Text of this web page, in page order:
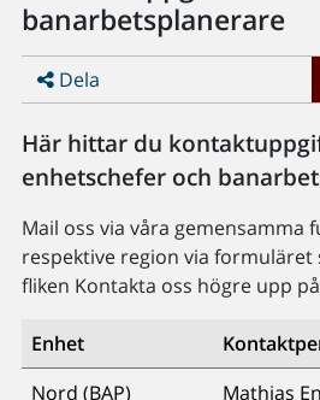
banarbetsplanerare
Dela
Här hittar du
enhetschefer och
Mail oss via våra
respektive region via
fliken Kontakta oss högre upp
Enhet
Nord (BAP)
Mathias